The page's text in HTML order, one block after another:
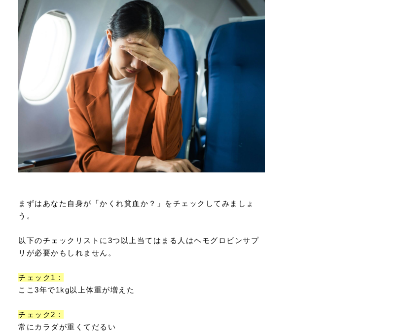
まずはあなた自身が「かくれ貧血か？」をチェックしてみましょ
う。
以下のチェックリストに3つ以上当てはまる人はヘモグロビンサプ
リが必要かもしれません。
チェック1：
ここ3年で1kg以上体重が増えた
チェック2：
常にカラダが重くてだるい